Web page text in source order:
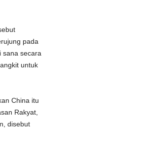
pada
sana secara
untuk
China itu
Rakyat,
disebut